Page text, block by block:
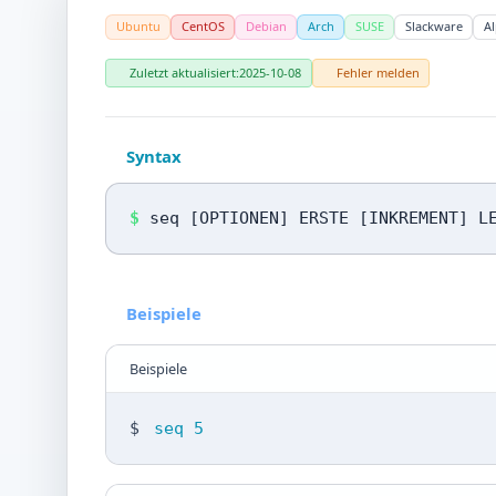
Ubuntu CentOS Debian Arch SUSE Slackware
Zuletzt aktualisiert:2025-10-08 Fehler melden
Syntax
$ seq [OPTIONEN] ERSTE [INKREMENT]
Beispiele
Beispiele
$ seq 5